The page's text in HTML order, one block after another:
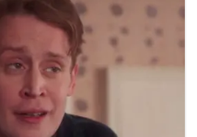
ketika mengulas
kerusi antara komponen PN
(BERSATU), PAS dan
berhasrat bertanding di
Negeri (DUN) Johor